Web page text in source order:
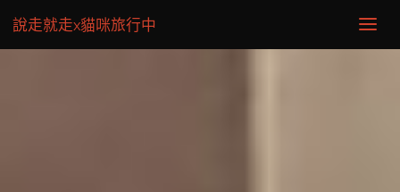
說走就走x貓咪旅行中